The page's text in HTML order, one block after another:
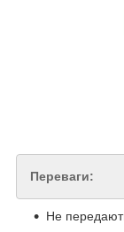
Переваги:
Не